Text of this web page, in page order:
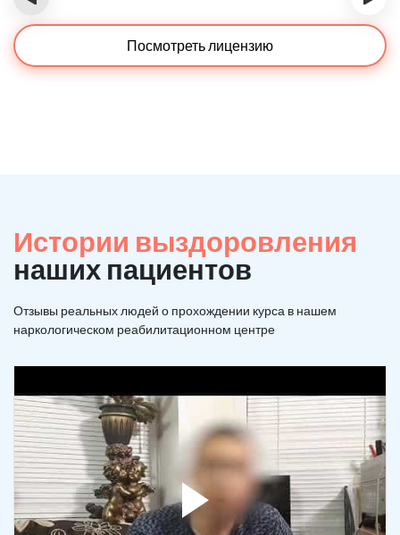
Посмотреть лицензию
Истории выздоровления
наших пациентов
Отзывы реальных людей о прохождении курса в нашем
наркологическом реабилитационном центре